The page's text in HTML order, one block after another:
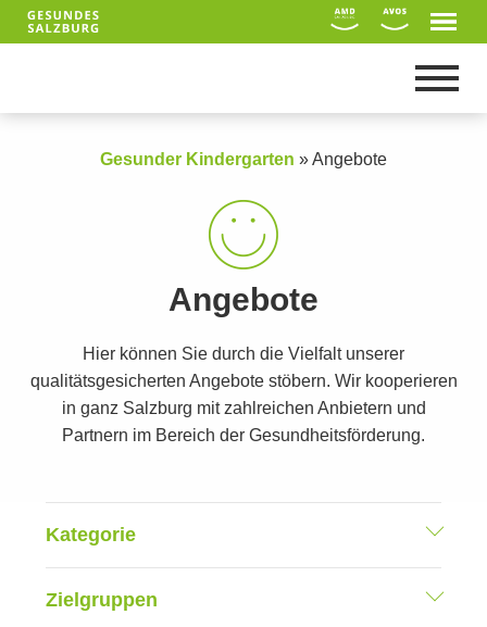
Suche
Gesunder Kindergarten »Angebote
Angebote
Hier können Sie durch die Vielfalt unserer
qualitätsgesicherten Angebote stöbern. Wir kooperieren
in ganz Salzburg mit zahlreichen Anbietern und
Partnern im Bereich der Gesundheitsförderung.
Kategorie
Zielgruppen